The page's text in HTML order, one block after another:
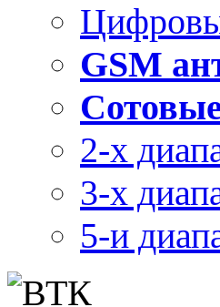
GSM
2-х
3-х
5-и